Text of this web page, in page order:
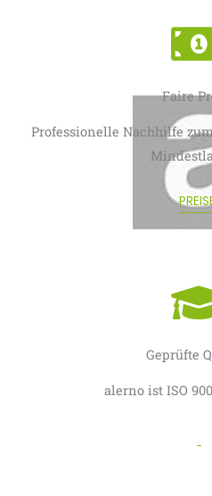
Geprüfte
alerno ist ISO
Faire
Professionelle Nachhilfe